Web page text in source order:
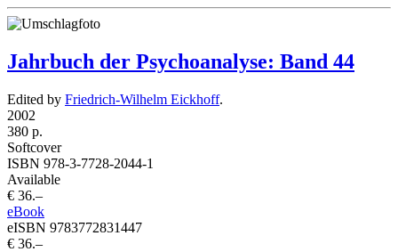
Jahrbuch der Psychoanalyse: Band 44
Edited by Friedrich-Wilhelm Eickhoff.
2002
380 p.
Softcover
ISBN 978-3-7728-2044-1
Available
€ 36.–
eBook
eISBN 9783772831447
€ 36.–